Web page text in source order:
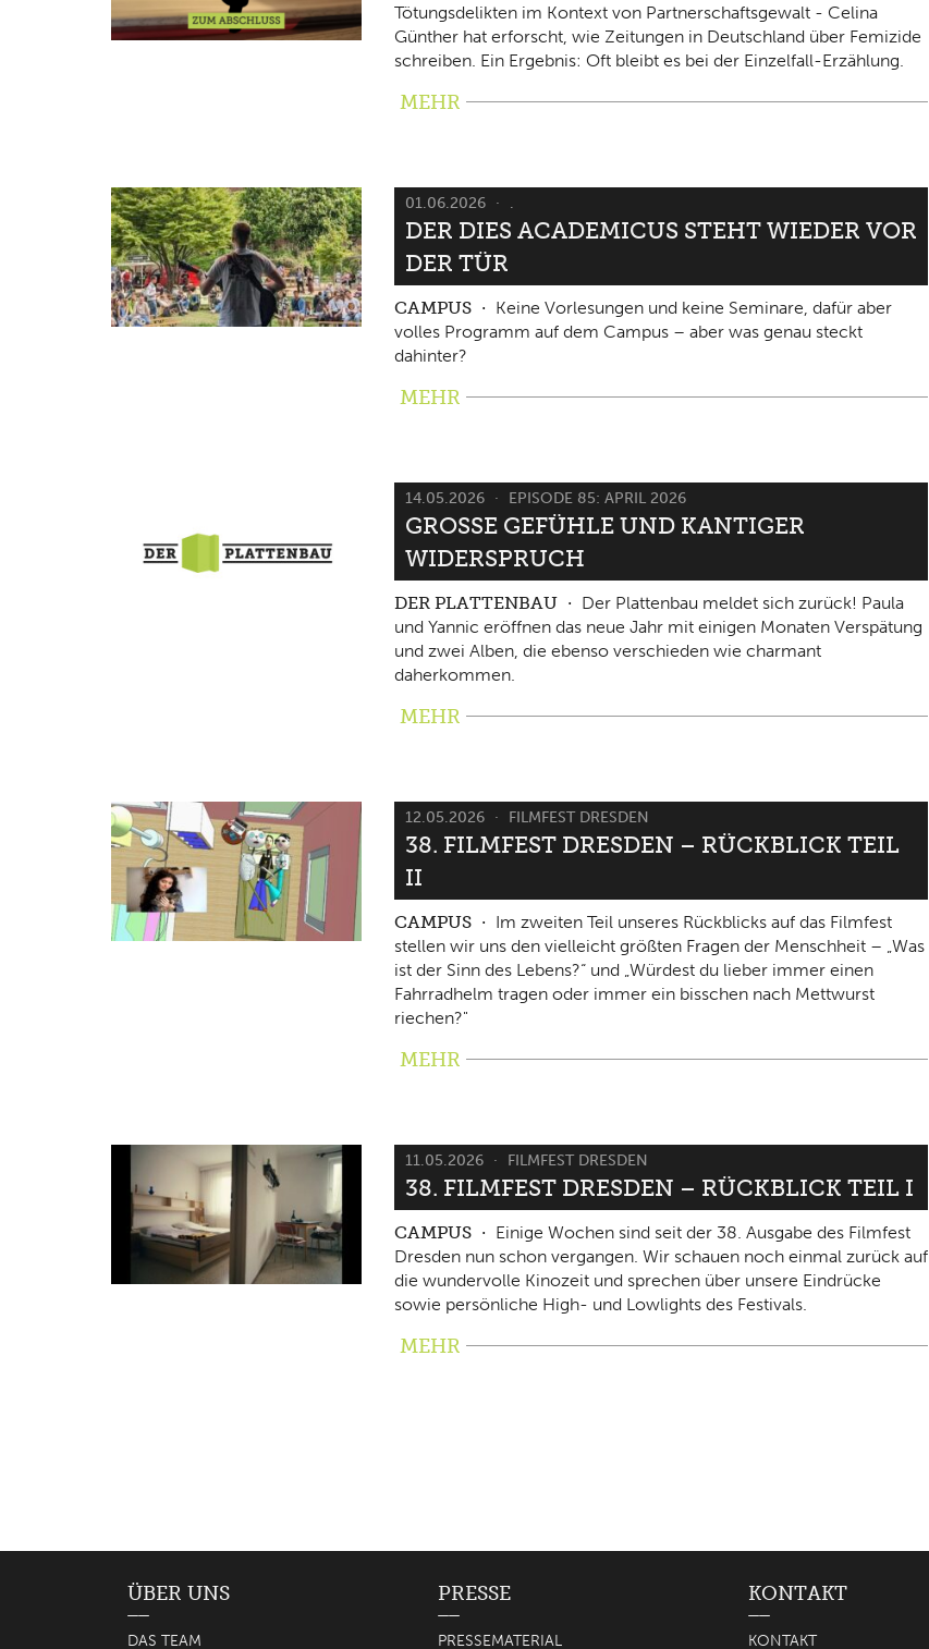
Tötungsdelikten im Kontext von Partnerschaftsgewalt - Celina
Günther hat erforscht, wie Zeitungen in Deutschland über Femizide
schreiben. Ein Ergebnis: Oft bleibt es bei der Einzelfall-Erzählung.
MEHR
01.06.2026 .
DER DIES ACADEMICUS STEHT WIEDER VOR
DER TÜR
CAMPUS
Keine Vorlesungen und keine Seminare, dafür aber
volles Programm auf dem Campus – aber was genau steckt
dahinter?
MEHR
14.05.2026 EPISODE 85: APRIL 2026
GROSSE GEFÜHLE UND KANTIGER W
IDERSPRUCH
DER PLATTENBAU
Der Plattenbau meldet sich zurück! Paula
und Yannic eröffnen das neue Jahr mit einigen Monaten Verspätung
und zwei Alben, die ebenso verschieden wie charmant
daherkommen.
MEHR
12.05.2026 FILMFEST DRESDEN
38. FILMFEST DRESDEN – RÜCKBLICK TEIL
II
CAMPUS
Im zweiten Teil unseres Rückblicks auf das Filmfest
stellen wir uns den vielleicht größten Fragen der Menschheit – „Was
ist der Sinn des Lebens?“ und „Würdest du lieber immer einen
Fahrradhelm tragen oder immer ein bisschen nach Mettwurst
riechen?"
MEHR
11.05.2026 FILMFEST DRESDEN
38. FILMFEST DRESDEN – RÜCKBLICK TEIL I
CAMPUS
Einige Wochen sind seit der 38. Ausgabe des Filmfest
Dresden nun schon vergangen. Wir schauen noch einmal zurück auf
die wundervolle Kinozeit und sprechen über unsere Eindrücke
sowie persönliche High- und Lowlights des Festivals.
MEHR
ÜBER UNS
DAS TEAM
PRESSE
PRESSEMATERIAL
KONTAKT
KONTAKT